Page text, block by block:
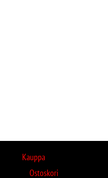
Kauppa
Ostoskori